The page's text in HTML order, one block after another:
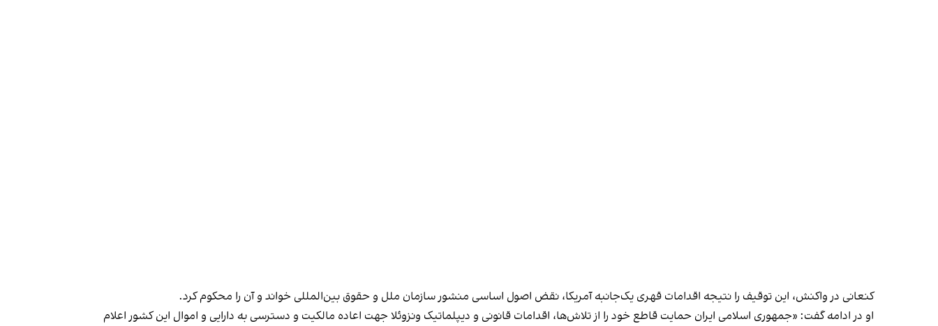
کنعانی در واکنش، این توقیف را نتیجه اقدامات قهری یک‌جانبه آمریکا، نقض اصول اساسی منشور سازمان ملل و حقوق بین‌المللی خواند و آن را محکوم کرد.
او در ادامه گفت: «جمهوری اسلامی ایران حمایت قاطع خود را از تلاش‌ها، اقدامات قانونی و دیپلماتیک ونزوئلا جهت اعاده مالکیت و دسترسی به دارایی و اموال این کشور اعلام